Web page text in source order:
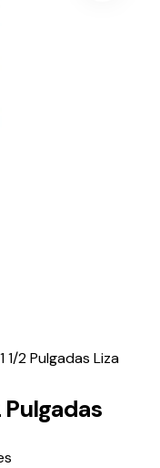
1/2 Pulgadas Liza
Pulgadas